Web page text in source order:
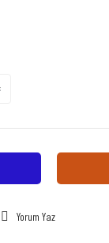
Yorum Yaz